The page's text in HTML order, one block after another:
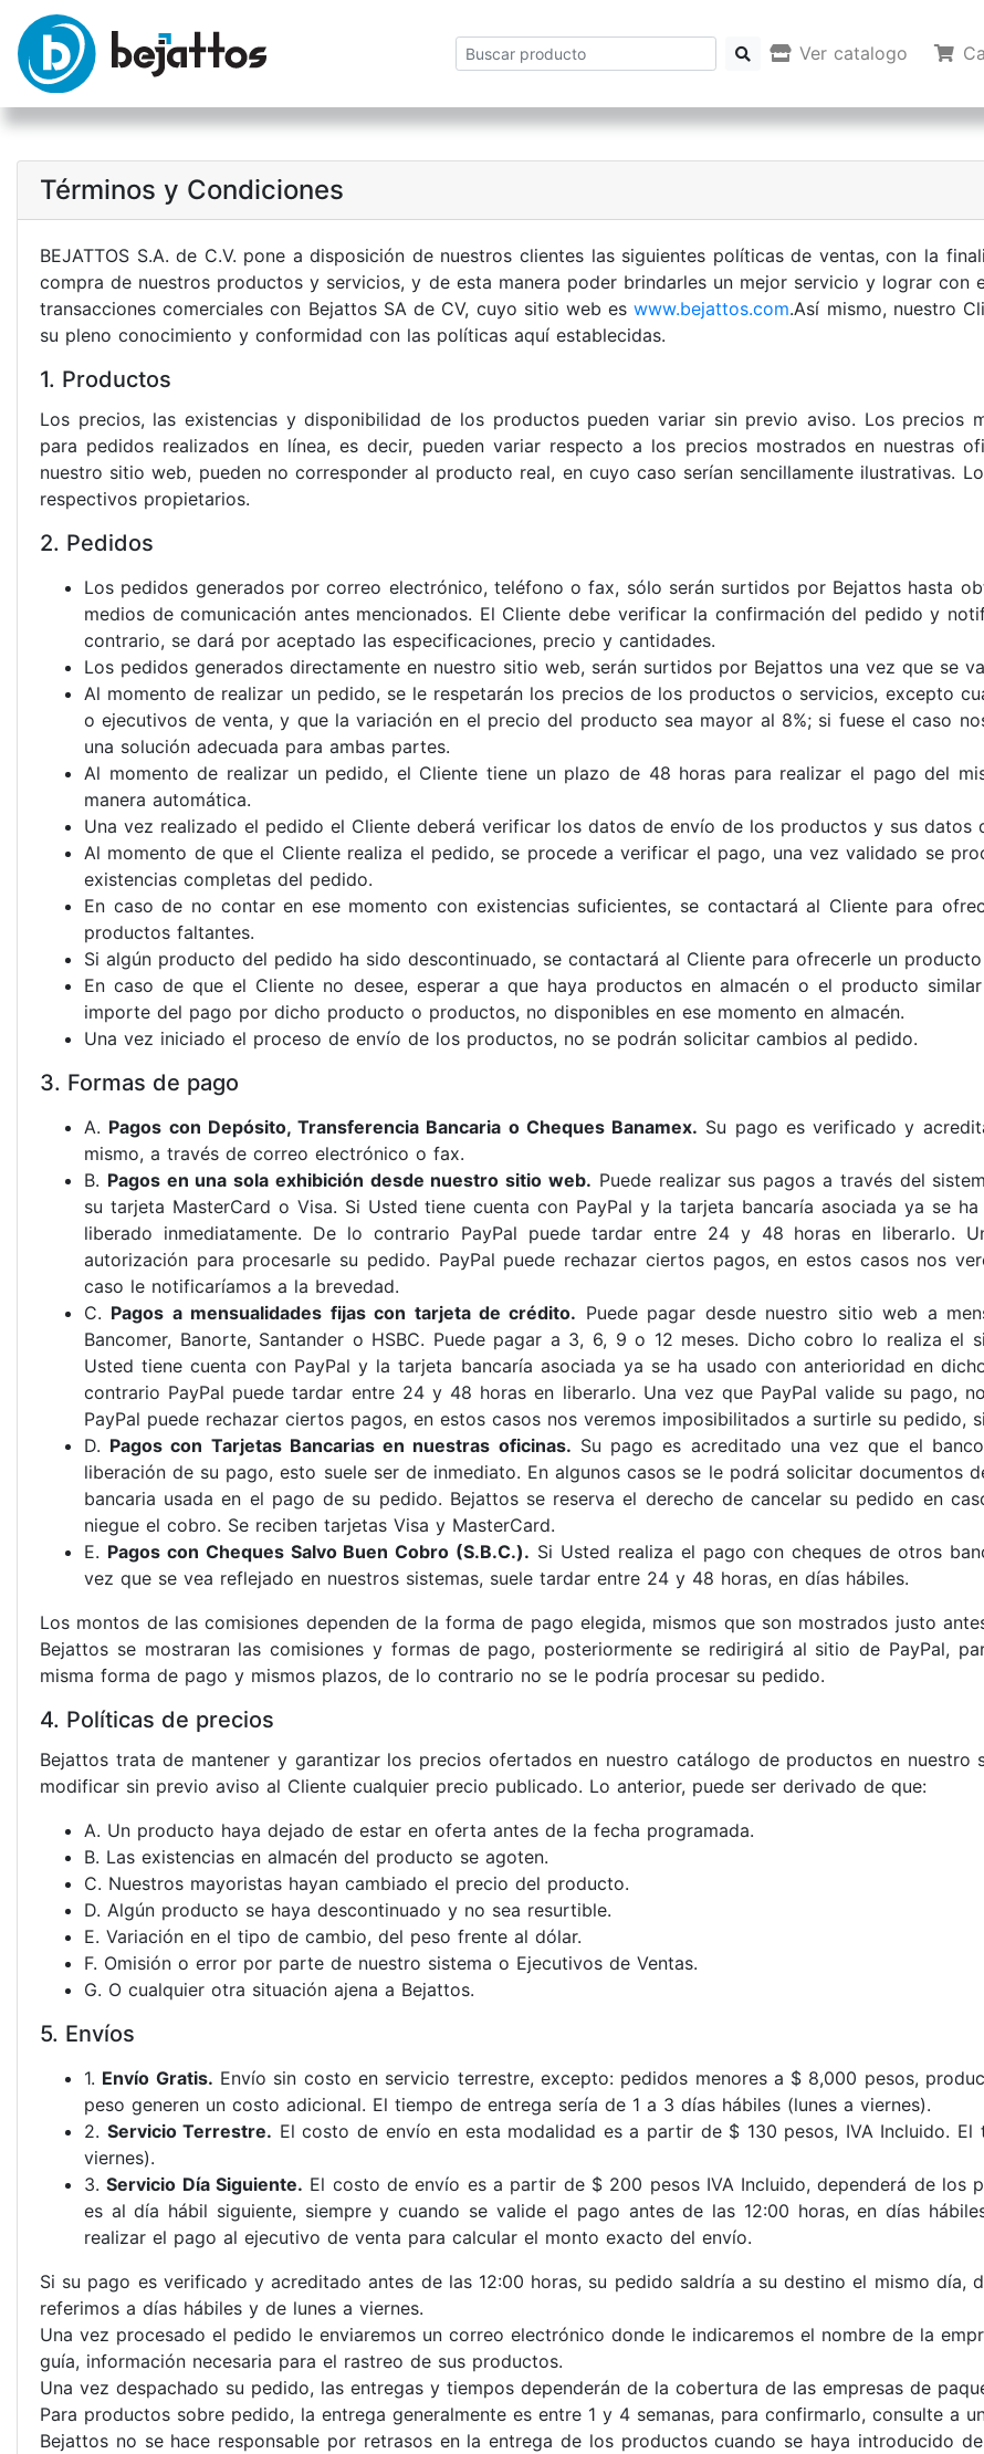
Ver catalogo
Términos y Condiciones
BEJATTOS S.A. de C.V. pone a disposición de nuestros clientes las siguientes políticas de ventas, con la
compra de nuestros productos y servicios, y de esta manera poder brindarles un mejor servicio y lograr con
transacciones comerciales con Bejattos SA de CV, cuyo sitio web eswww.bejattos.com.Así mismo, nuestro
su pleno conocimiento y conformidad con las políticas aquí establecidas.
1. Productos
Los precios, las existencias y disponibilidad de los productos pueden variar sin previo aviso. Los precios
para pedidos realizados en línea, es decir, pueden variar respecto a los precios mostrados en nuestras
nuestro sitio web, pueden no corresponder al producto real, en cuyo caso serían sencillamente ilustrativas.
respectivos propietarios.
2. Pedidos
Los pedidos generados por correo electrónico, teléfono o fax, sólo serán surtidos por Bejattos hasta
medios de comunicación antes mencionados. El Cliente debe verificar la confirmación del pedido y
contrario, se dará por aceptado las especificaciones, precio y cantidades.
Los pedidos generados directamente en nuestro sitio web, serán surtidos por Bejattos una vez que se
Al momento de realizar un pedido, se le respetarán los precios de los productos o servicios, excepto
o ejecutivos de venta, y que la variación en el precio del producto sea mayor al 8%; si fuese el caso
una solución adecuada para ambas partes.
Al momento de realizar un pedido, el Cliente tiene un plazo de 48 horas para realizar el pago del
manera automática.
Una vez realizado el pedido el Cliente deberá verificar los datos de envío de los productos y sus datos
Al momento de que el Cliente realiza el pedido, se procede a verificar el pago, una vez validado se
existencias completas del pedido.
En caso de no contar en ese momento con existencias suficientes, se contactará al Cliente para
productos faltantes.
Si algún producto del pedido ha sido descontinuado, se contactará al Cliente para ofrecerle un
En caso de que el Cliente no desee, esperar a que haya productos en almacén o el producto
importe del pago por dicho producto o productos, no disponibles en ese momento en almacén.
Una vez iniciado el proceso de envío de los productos, no se podrán solicitar cambios al pedido.
3. Formas de pago
A. Pagos con Depósito, Transferencia Bancaria o Cheques Banamex. Su pago es verificado y
mismo, a través de correo electrónico o fax.
B. Pagos en una sola exhibición desde nuestro sitio web. Puede realizar sus pagos a través del
su tarjeta MasterCard o Visa. Si Usted tiene cuenta con PayPal y la tarjeta bancaría asociada ya se
liberado inmediatamente. De lo contrario PayPal puede tardar entre 24 y 48 horas en liberarlo.
autorización para procesarle su pedido. PayPal puede rechazar ciertos pagos, en estos casos nos
caso le notificaríamos a la brevedad.
C. Pagos a mensualidades fijas con tarjeta de crédito. Puede pagar desde nuestro sitio web a
Bancomer, Banorte, Santander o HSBC. Puede pagar a 3, 6, 9 o 12 meses. Dicho cobro lo realiza el
Usted tiene cuenta con PayPal y la tarjeta bancaría asociada ya se ha usado con anterioridad en
contrario PayPal puede tardar entre 24 y 48 horas en liberarlo. Una vez que PayPal valide su pago,
PayPal puede rechazar ciertos pagos, en estos casos nos veremos imposibilitados a surtirle su pedido,
D. Pagos con Tarjetas Bancarias en nuestras oficinas. Su pago es acreditado una vez que el
liberación de su pago, esto suele ser de inmediato. En algunos casos se le podrá solicitar documentos
bancaria usada en el pago de su pedido. Bejattos se reserva el derecho de cancelar su pedido en
niegue el cobro. Se reciben tarjetas Visa y MasterCard.
E. Pagos con Cheques Salvo Buen Cobro (S.B.C.). Si Usted realiza el pago con cheques de otros
vez que se vea reflejado en nuestros sistemas, suele tardar entre 24 y 48 horas, en días hábiles.
Los montos de las comisiones dependen de la forma de pago elegida, mismos que son mostrados justo
Bejattos se mostraran las comisiones y formas de pago, posteriormente se redirigirá al sitio de PayPal,
misma forma de pago y mismos plazos, de lo contrario no se le podría procesar su pedido.
4. Políticas de precios
Bejattos trata de mantener y garantizar los precios ofertados en nuestro catálogo de productos en nuestro
modificar sin previo aviso al Cliente cualquier precio publicado. Lo anterior, puede ser derivado de que:
A. Un producto haya dejado de estar en oferta antes de la fecha programada.
B. Las existencias en almacén del producto se agoten.
C. Nuestros mayoristas hayan cambiado el precio del producto.
D. Algún producto se haya descontinuado y no sea resurtible.
E. Variación en el tipo de cambio, del peso frente al dólar.
F. Omisión o error por parte de nuestro sistema o Ejecutivos de Ventas.
G. O cualquier otra situación ajena a Bejattos.
5. Envíos
1. Envío Gratis. Envío sin costo en servicio terrestre, excepto: pedidos menores a $ 8,000 pesos,
peso generen un costo adicional. El tiempo de entrega sería de 1 a 3 días hábiles (lunes a viernes).
2. Servicio Terrestre. El costo de envío en esta modalidad es a partir de $ 130 pesos, IVA Incluido.
viernes).
3.Servicio Día Siguiente. El costo de envío es a partir de $ 200 pesos IVA Incluido, dependerá de los
es al día hábil siguiente, siempre y cuando se valide el pago antes de las 12:00 horas, en días
realizar el pago al ejecutivo de venta para calcular el monto exacto del envío.
Si su pago es verificado y acreditado antes de las 12:00 horas, su pedido saldría a su destino el mismo
referimos a días hábiles y de lunes a viernes.
Una vez procesado el pedido le enviaremos un correo electrónico donde le indicaremos el nombre de la
guía, información necesaria para el rastreo de sus productos.
Una vez despachado su pedido, las entregas y tiempos dependerán de la cobertura de las empresas de
Para productos sobre pedido, la entrega generalmente es entre 1 y 4 semanas, para confirmarlo, consulte a
Bejattos no se hace responsable por retrasos en la entrega de los productos cuando se haya introducido